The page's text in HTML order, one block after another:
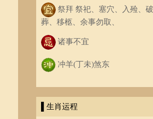
祭拜 祭祀、塞穴、入殓、
葬、移柩、余事勿取、
诸事不宜
冲羊(丁未)煞东
▌生肖运程